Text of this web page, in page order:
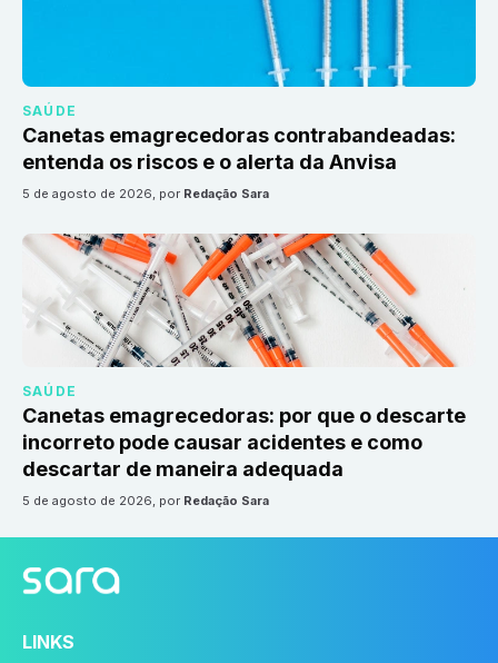
SAÚDE
Canetas emagrecedoras contrabandeadas:
entenda os riscos e o alerta da Anvisa
5 de agosto de 2026, por Redação Sara
SAÚDE
Canetas emagrecedoras: por que o descarte
incorreto pode causar acidentes e como
descartar de maneira adequada
5 de agosto de 2026, por Redação Sara
LINKS